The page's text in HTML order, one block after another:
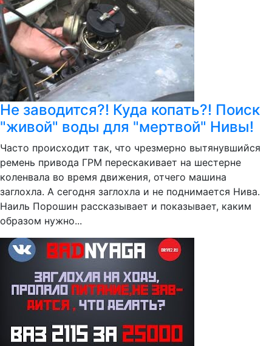
Не заводится?! Куда копать?! Поиск
"живой" воды для "мертвой" Нивы!
Часто происходит так, что чрезмерно вытянувшийся
ремень привода ГРМ перескакивает на шестерне
коленвала во время движения, отчего машина
заглохла. А сегодня заглохла и не поднимается Нива.
Наиль Порошин рассказывает и показывает, каким
образом нужно...